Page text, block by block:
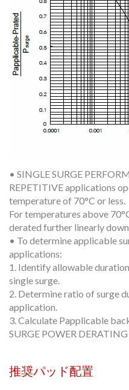
• SINGLE SURGE
REPETITIVE applications
temperature of 70°C or less.
For temperatures above
derated further linearly down
• To determine applicable
applications:
1. Identify allowable
single surge.
2. Determine ratio of surge
application.
3. Calculate Papplicable
SURGE POWER DERATING
推奨パッド配置